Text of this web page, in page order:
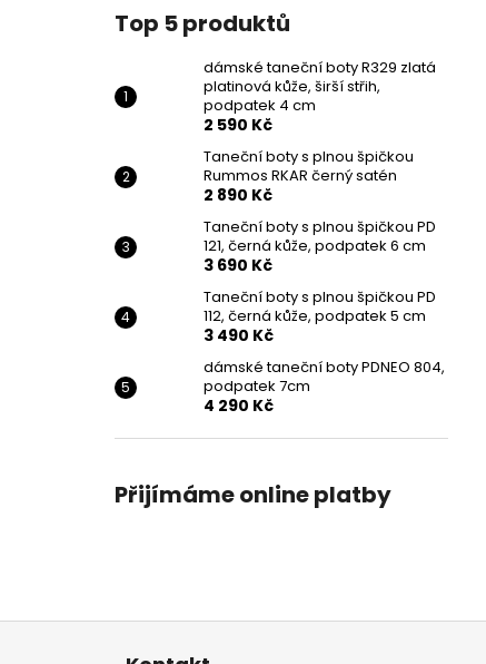
Top 5 produktů
dámské taneční boty R329 zlatá
platinová kůže, širší střih,
podpatek 4 cm
2 590 Kč
Taneční boty s plnou špičkou
Rummos RKAR černý satén
2 890 Kč
Taneční boty s plnou špičkou PD
121, černá kůže, podpatek 6 cm
3 690 Kč
Taneční boty s plnou špičkou PD
112, černá kůže, podpatek 5 cm
3 490 Kč
dámské taneční boty PDNEO 804,
podpatek 7cm
4 290 Kč
Přijímáme online platby